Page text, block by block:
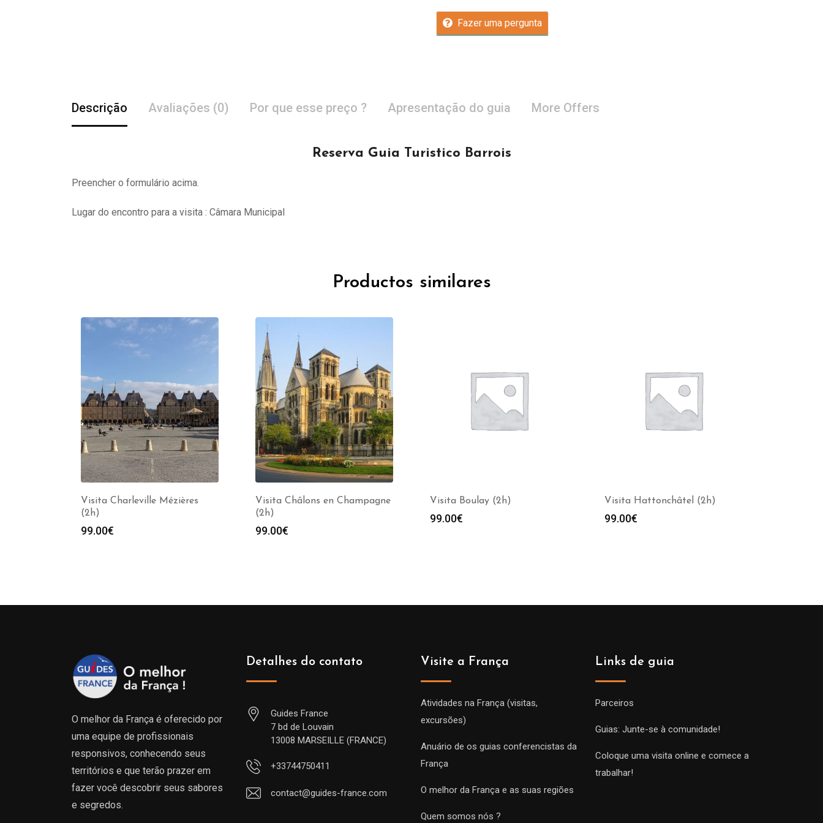
Fazer uma pergunta
Descrição Avaliações (0) Por que esse preço ? Apresentação do guia More Offers
Reserva Guia Turistico Barrois
Preencher o formulário acima.
Lugar do encontro para a visita : Câmara Municipal
Productos similares
Visita Charleville Mézières
(2h)
99.00€
Visita Châlons en Champagne
(2h)
99.00€
Visita Boulay (2h)
99.00€
Visita Hattonchâtel (2h)
99.00€
O melhor da França é oferecido por
uma equipe de profissionais
responsivos, conhecendo seus
territórios e que terão prazer em
fazer você descobrir seus sabores
e segredos.
Detalhes do contato
Guides France
7 bd de Louvain
13008 MARSEILLE (FRANCE)
+33744750411
contact@guides-france.com
Visite a França
Atividades na França (visitas,
excursões)
Anuário de os guias conferencistas da
França
O melhor da França e as suas regiões
Quem somos nós ?
Links de guia
Parceiros
Guias: Junte-se à comunidade!
Coloque uma visita online e comece a
trabalhar!